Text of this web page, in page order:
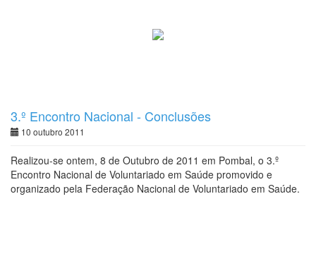
3.º Encontro Nacional - Conclusões
10 outubro 2011
Realizou-se ontem, 8 de Outubro de 2011 em Pombal, o 3.º
Encontro Nacional de Voluntariado em Saúde promovido e
organizado pela Federação Nacional de Voluntariado em Saúde.